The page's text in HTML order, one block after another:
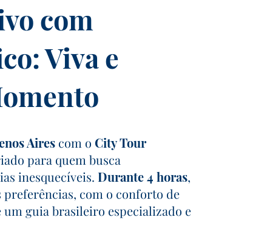
com
Viva e
Airescom o City Tour
para quem busca
inesquecíveis. Durante 4 horas,
preferências, com o conforto de
guia brasileiro especializado e